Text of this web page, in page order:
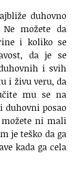
duhovno
možete da
i koliko se
da je se
i svih
i živu veru, da
mu se na
duhovni posao
ni mali
je teško da ga
kada ga cela